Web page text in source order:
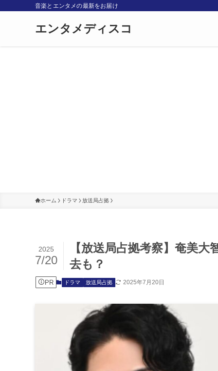
音楽とエンタメの最新をお届け
エンタメディスコ
ホーム ドラマ 放送局占拠
【放送局占拠考察】奄美
去も？
2025
7/20
PR ドラマ 放送局占拠 2025年7月20日